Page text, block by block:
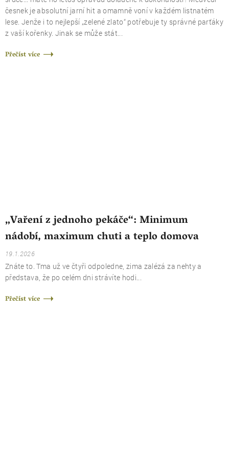
česnek je absolutní jarní hit a omamně voní v každém listnatém
lese. Jenže i to nejlepší „zelené zlato“ potřebuje ty správné parťáky
z vaší kořenky. Jinak se může stát...
Přečíst více
„Vaření z jednoho pekáče“: Minimum
nádobí, maximum chuti a teplo domova
19.1.2026
Znáte to. Tma už ve čtyři odpoledne, zima zalézá za nehty a
představa, že po celém dni strávíte hodi...
Přečíst více